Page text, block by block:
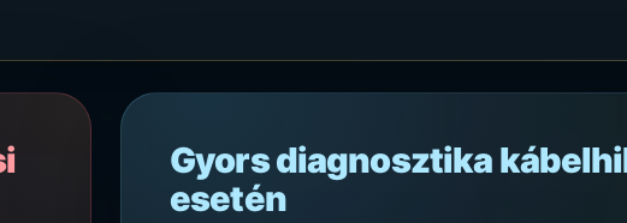
Gyors diagnosztika
esetén